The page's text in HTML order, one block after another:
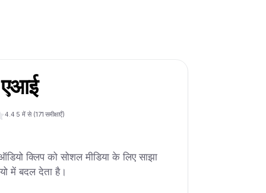
एआई
4.4 5 में से (171 समीक्षाएँ)
क्लिप को सोशल मीडिया के लिए साझा
में बदल देता है।